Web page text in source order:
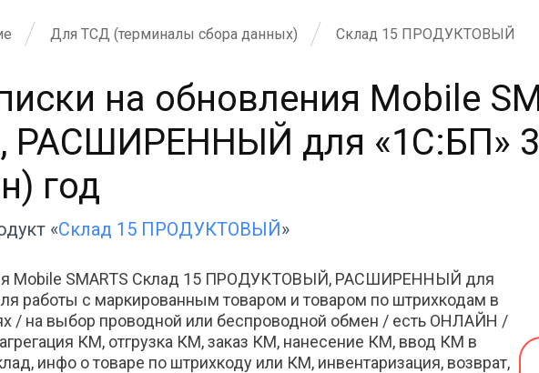
Для ТСД (терминалы сбора данных) Склад 15 ПРОДУКТОВЫЙ
на обновления Mobile
для «1С:БП»
год
«Склад 15 ПРОДУКТОВЫЙ»
Mobile SMARTS Склад 15 ПРОДУКТОВЫЙ, РАСШИРЕННЫЙ для
работы с маркированным товаром и товаром по штрихкодам в
/ на выбор проводной или беспроводной обмен / есть ОНЛАЙН /
КМ, отгрузка КМ, заказ КМ, нанесение КМ, ввод КМ в
инфо о товаре по штрихкоду или КМ, инвентаризация, возврат,